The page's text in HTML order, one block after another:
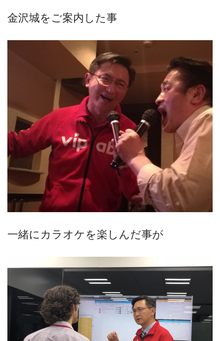
金沢城をご案内した事
一緒にカラオケを楽しんだ事が